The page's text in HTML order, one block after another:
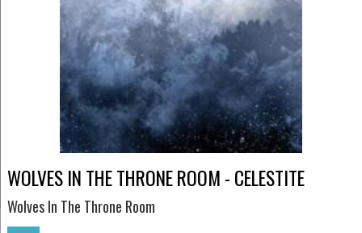
WOLVES IN THE THRONE ROOM - CELESTITE
Wolves In The Throne Room